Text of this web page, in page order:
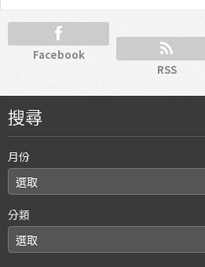
Facebook
RSS
搜尋
月份
分類